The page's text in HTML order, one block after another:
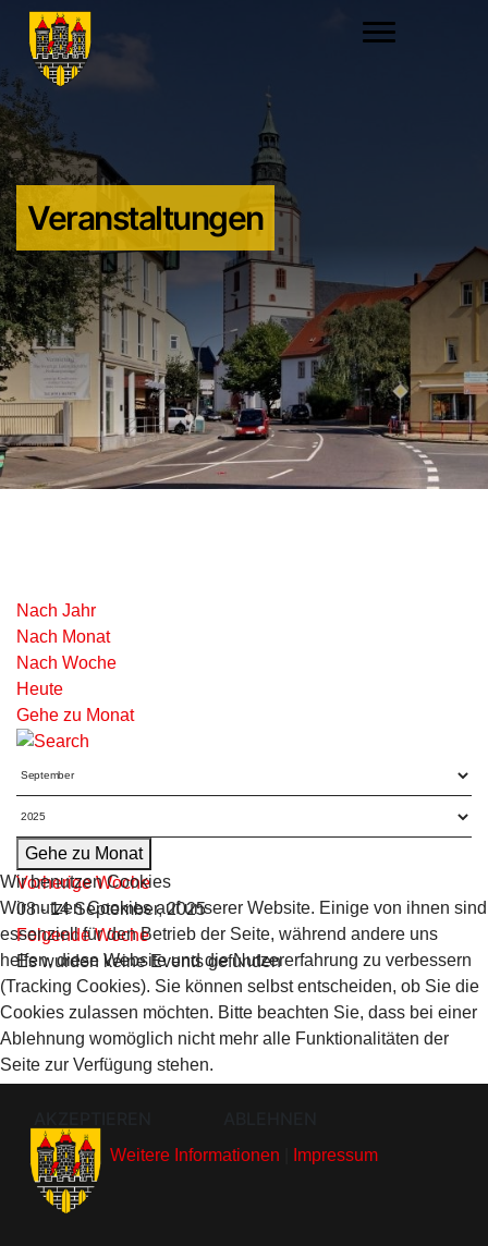
Veranstaltungen
Nach Jahr
Nach Monat
Nach Woche
Heute
Gehe zu Monat
Gehe zu Monat
Vorherige Woche
08 - 14 September, 2025
Folgende Woche
Es wurden keine Events gefunden
Wir benutzen Cookies
Wir nutzen Cookies auf unserer Website. Einige von ihnen sind
essenziell für den Betrieb der Seite, während andere uns
helfen, diese Website und die Nutzererfahrung zu verbessern
(Tracking Cookies). Sie können selbst entscheiden, ob Sie die
Cookies zulassen möchten. Bitte beachten Sie, dass bei einer
Ablehnung womöglich nicht mehr alle Funktionalitäten der
Seite zur Verfügung stehen.
Weitere Informationen Impressum